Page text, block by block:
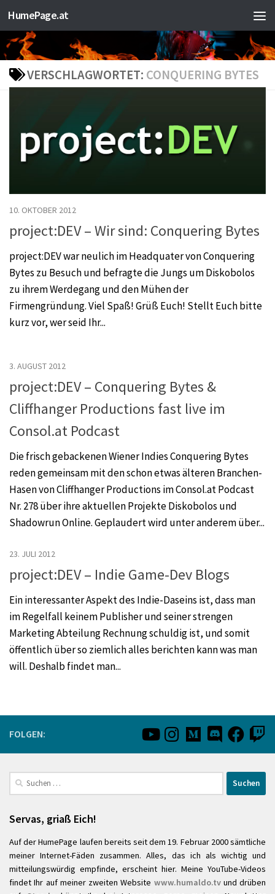
Zum Inhalt springen
HumePage.at
VERSCHLAGWORTET: CONQUERING BYTES
10. OKTOBER 2012
project:DEV – Wir sind: Conquering Bytes
project:DEV war neulich im Headquater von Conquering
Bytes zu Besuch und befragte die Jungs um Diskobolos
zu ihrem Werdegang und den Mühen der
Firmengründung. Viel Spaß! Grüß Euch! Stellt Euch bitte
kurz vor, wer seid Ihr...
3. AUGUST 2012
project:DEV – Conquering Bytes &
Cliffhanger Productions fast live im
Consol.at Podcast
Die frisch gebackenen Wiener Indies Conquering Bytes
reden gemeinsam mit den schon etwas älteren Branchen-
Hasen von Cliffhanger Productions im Consol.at Podcast
Nr. 278 über ihre aktuellen Projekte Diskobolos und
Shadowrun Online. Geplaudert wird unter anderem über...
23. JULI 2012
project:DEV – Indie Game-Dev Blogs
Ein interessanter Aspekt des Indie-Daseins ist, dass man
im Regelfall keinem Publisher und seiner strengen
Marketing Abteilung Rechnung schuldig ist, und somit
öffentlich über so ziemlich alles berichten kann was man
will. Deshalb findet man...
FOLGEN:
Suchen
nach:
Servas, griaß Eich!
Auf der HumePage laufen bereits seit dem 19. Februar 2000 sämtliche
meiner Internet-Fäden zusammen. Alles, das ich als wichtig und
mitteilungswürdig empfinde, erscheint hier. Meine YouTube-Videos
findet Ihr auf meiner zweiten Website www.humaldo.tvund drüben